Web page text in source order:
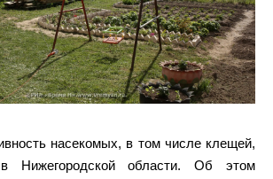
насекомых, в том числе клещей,
в Нижегородской области. Об этом